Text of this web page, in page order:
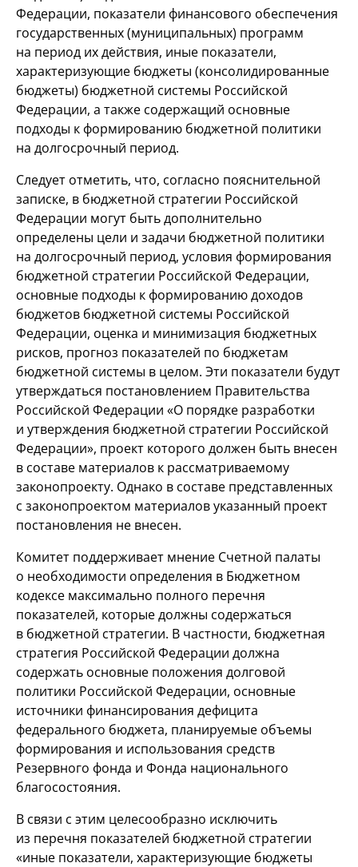
Федерации, показатели финансового обеспечения
государственных (муниципальных) программ
на период их действия, иные показатели,
характеризующие бюджеты (консолидированные
бюджеты) бюджетной системы Российской
Федерации, а также содержащий основные
подходы к формированию бюджетной политики
на долгосрочный период.
Следует отметить, что, согласно пояснительной
записке, в бюджетной стратегии Российской
Федерации могут быть дополнительно
определены цели и задачи бюджетной политики
на долгосрочный период, условия формирования
бюджетной стратегии Российской Федерации,
основные подходы к формированию доходов
бюджетов бюджетной системы Российской
Федерации, оценка и минимизация бюджетных
рисков, прогноз показателей по бюджетам
бюджетной системы в целом. Эти показатели будут
утверждаться постановлением Правительства
Российской Федерации «О порядке разработки
и утверждения бюджетной стратегии Российской
Федерации», проект которого должен быть внесен
в составе материалов к рассматриваемому
законопроекту. Однако в составе представленных
с законопроектом материалов указанный проект
постановления не внесен.
Комитет поддерживает мнение Счетной палаты
о необходимости определения в Бюджетном
кодексе максимально полного перечня
показателей, которые должны содержаться
в бюджетной стратегии. В частности, бюджетная
стратегия Российской Федерации должна
содержать основные положения долговой
политики Российской Федерации, основные
источники финансирования дефицита
федерального бюджета, планируемые объемы
формирования и использования средств
Резервного фонда и Фонда национального
благосостояния.
В связи с этим целесообразно исключить
из перечня показателей бюджетной стратегии
«иные показатели, характеризующие бюджеты